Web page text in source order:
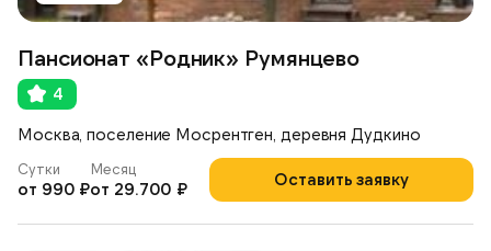
Пансионат «Родник» Румянцево
4
Москва, поселение Мосрентген, деревня Дудкино
Оставить заявку
Сутки
от 990 ₽
Месяц
от 29.700 ₽